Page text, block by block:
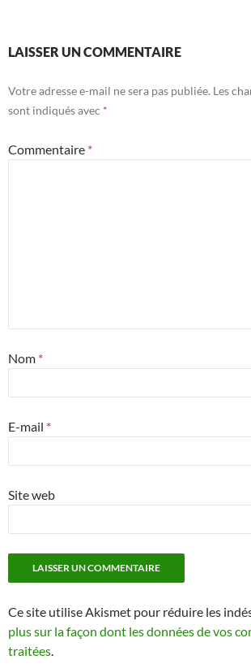
LAISSER UN COMMENTAIRE
Votre adresse e-mail ne sera pas publiée. Les
sont indiqués avec *
Commentaire *
Nom *
E-mail *
Site web
Ce site utilise Akismet pour réduire les
plus sur la façon dont les données de vos
traitées.